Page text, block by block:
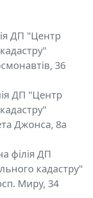
ДП "Центр
36
ДП "Центр
Джонса, 8а
філія ДП
кадастру"
Миру, 34